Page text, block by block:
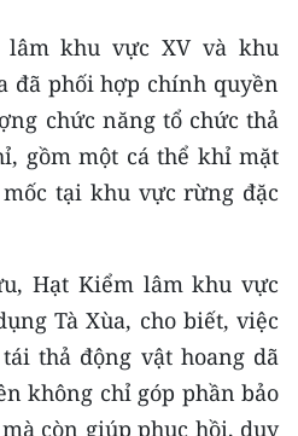
lâm khu vực XV và khu
đã phối hợp chính quyền
chức năng tổ chức thả
gồm một cá thể khỉ mặt
tại khu vực rừng đặc
Hạt Kiểm lâm khu vực
Tà Xùa, cho biết, việc
thả động vật hoang dã
không chỉ góp phần bảo
còn giúp phục hồi, duy